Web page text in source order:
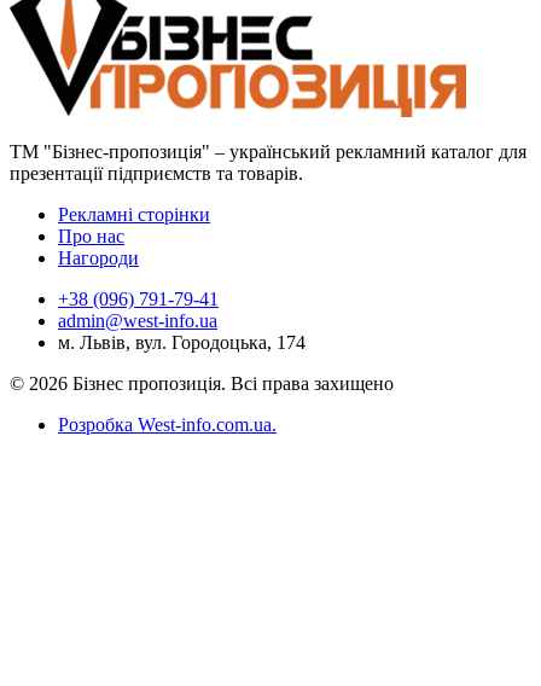
ТМ "Бізнес-пропозиція" – український рекламний каталог для
презентації підприємств та товарів.
Рекламні сторінки
Про нас
Нагороди
+38 (096) 791-79-41
admin@west-info.ua
м. Львів, вул. Городоцька, 174
© 2026 Бізнес пропозиція. Всі права захищено
Розробка West-info.com.ua.